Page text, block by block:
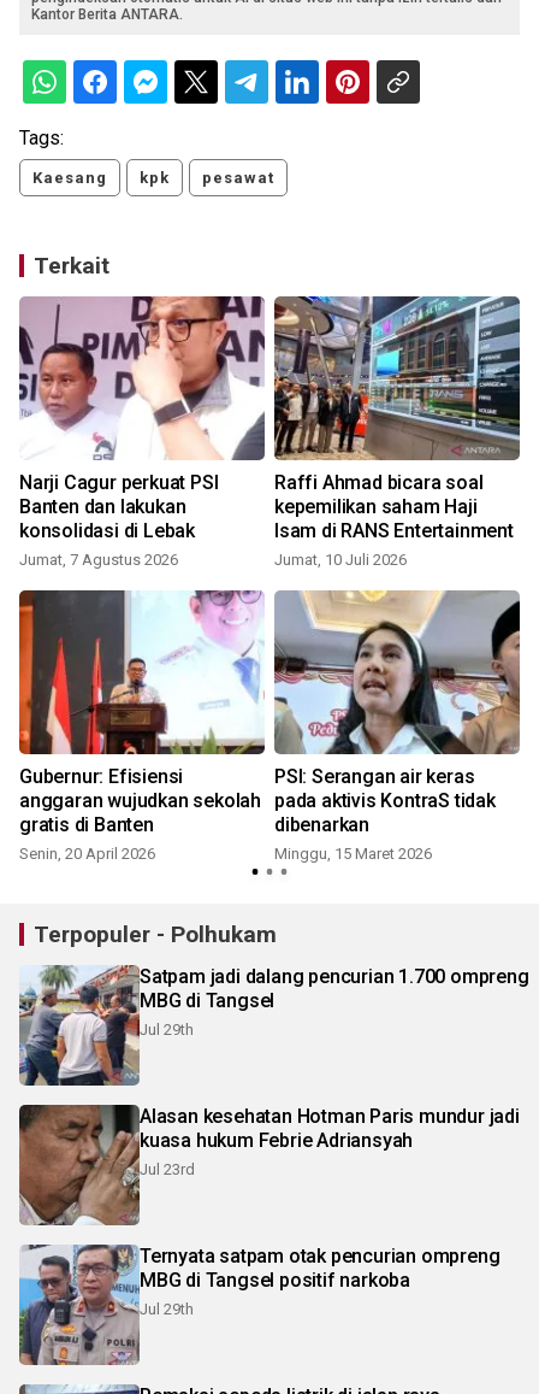
Kantor Berita ANTARA.
Tags:
Kaesang kpk pesawat
Terkait
Narji Cagur perkuat PSI
Banten dan lakukan
konsolidasi di Lebak
Jumat, 7 Agustus 2026
Raffi Ahmad bicara soal
kepemilikan saham Haji
Isam di RANS Entertainment
Jumat, 10 Juli 2026
Gubernur: Efisiensi
anggaran wujudkan sekolah
gratis di Banten
Senin, 20 April 2026
PSI: Serangan air keras
pada aktivis KontraS tidak
dibenarkan
Minggu, 15 Maret 2026
Terpopuler - Polhukam
Satpam jadi dalang pencurian 1.700 ompreng
MBG di Tangsel
Jul 29th
Alasan kesehatan Hotman Paris mundur jadi
kuasa hukum Febrie Adriansyah
Jul 23rd
Ternyata satpam otak pencurian ompreng
MBG di Tangsel positif narkoba
Jul 29th